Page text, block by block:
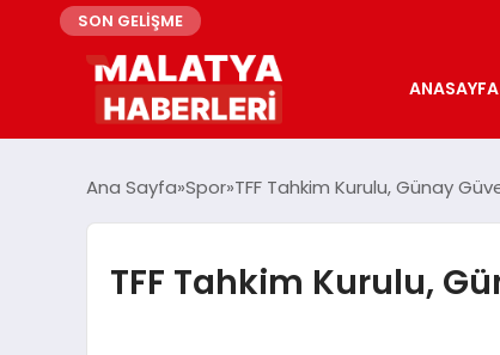
SON GELİŞME
ANASAYFA
Ana Sayfa Spor TFF Tahkim Kurulu, Günay
TFF Tahkim Kurulu,